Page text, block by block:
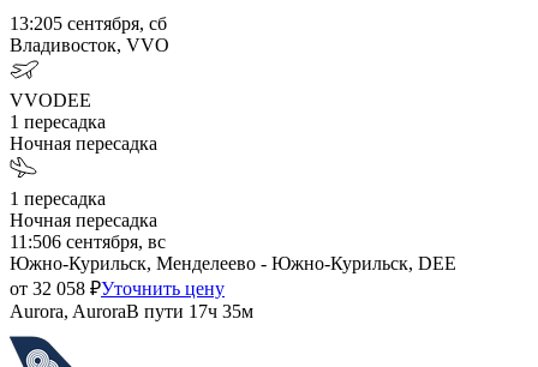
13:205 сентября, сб
Владивосток, VVO
VVODEE
1 пересадка
Ночная пересадка
1 пересадка
Ночная пересадка
11:506 сентября, вс
Южно-Курильск, Менделеево - Южно-Курильск, DEE
от 32 058 ₽Уточнить цену
Aurora, AuroraВ пути 17ч 35м